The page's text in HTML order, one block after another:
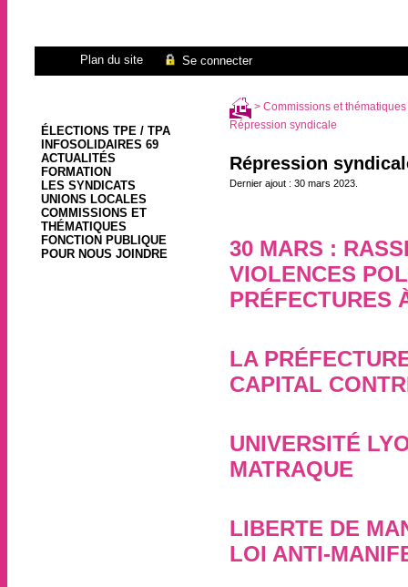
Plan du site Se connecter
ÉLECTIONS TPE / TPA
INFOSOLIDAIRES 69
ACTUALITÉS
FORMATION
LES SYNDICATS
UNIONS LOCALES
COMMISSIONS ET
THÉMATIQUES
FONCTION PUBLIQUE
POUR NOUS JOINDRE
> Commissions et thématiques
Répression syndicale
Répression
Dernier ajout : 30 mars 2023.
30 MARS :
VIOLENCES
PRÉFECTURES
LA
CAPITAL
UNIVERSITÉ
MATRAQUE
LIBERTE DE
LOI ANTI-